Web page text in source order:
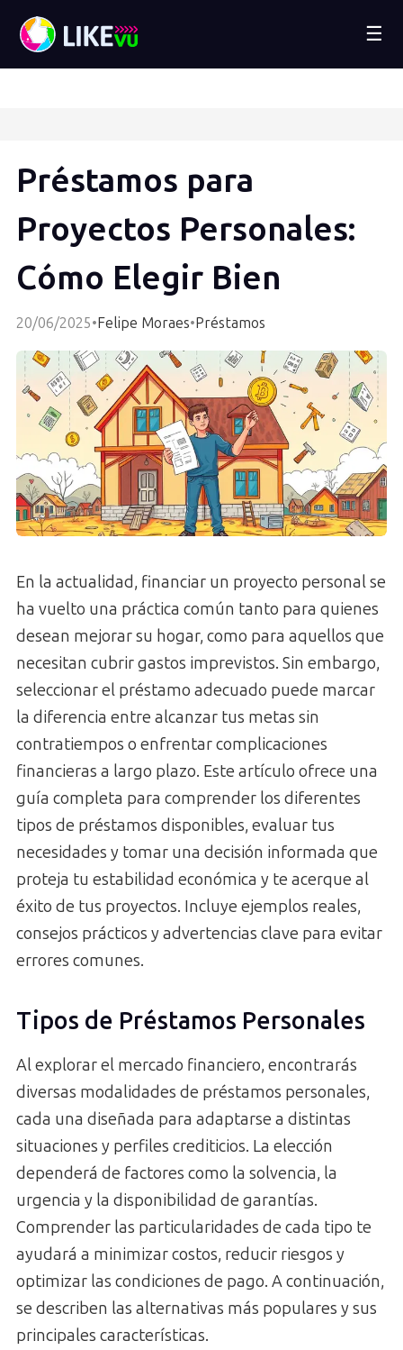
☰
Préstamos para
Proyectos Personales:
Cómo Elegir Bien
20/06/2025•Felipe Moraes•Préstamos
En la actualidad, financiar un proyecto personal se
ha vuelto una práctica común tanto para quienes
desean mejorar su hogar, como para aquellos que
necesitan cubrir gastos imprevistos. Sin embargo,
seleccionar el préstamo adecuado puede marcar
la diferencia entre alcanzar tus metas sin
contratiempos o enfrentar complicaciones
financieras a largo plazo. Este artículo ofrece una
guía completa para comprender los diferentes
tipos de préstamos disponibles, evaluar tus
necesidades y tomar una decisión informada que
proteja tu estabilidad económica y te acerque al
éxito de tus proyectos. Incluye ejemplos reales,
consejos prácticos y advertencias clave para evitar
errores comunes.
Tipos de Préstamos Personales
Al explorar el mercado financiero, encontrarás
diversas modalidades de préstamos personales,
cada una diseñada para adaptarse a distintas
situaciones y perfiles crediticios. La elección
dependerá de factores como la solvencia, la
urgencia y la disponibilidad de garantías.
Comprender las particularidades de cada tipo te
ayudará a minimizar costos, reducir riesgos y
optimizar las condiciones de pago. A continuación,
se describen las alternativas más populares y sus
principales características.